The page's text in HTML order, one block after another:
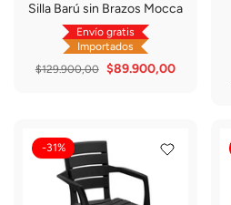
Silla Barú sin Brazos Mocca
Envío gratis
Importados
$129.900,00 $89.900,00
-31%